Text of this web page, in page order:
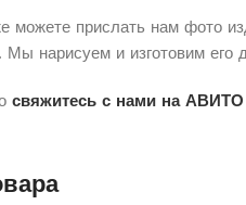
можете прислать нам фото
Мы нарисуем и изготовим его
свяжитесь с нами на АВИТО